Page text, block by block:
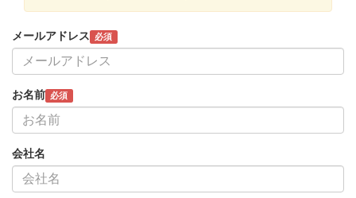
メールアドレス 必須
お名前 必須
会社名